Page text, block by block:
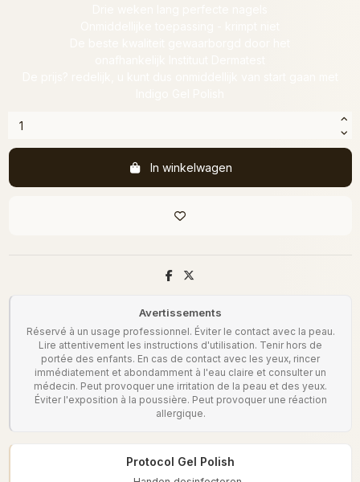
In winkelwagen
Avertissements
Réservé à un usage professionnel. Éviter le contact avec la peau.
Lire attentivement les instructions d'utilisation. Tenir hors de
portée des enfants. En cas de contact avec les yeux, rincer
immédiatement et abondamment à l'eau claire et consulter un
médecin. Peut provoquer une irritation de la peau et des yeux.
Éviter l'exposition à la poussière. Peut provoquer une réaction
allergique.
Protocol Gel Polish